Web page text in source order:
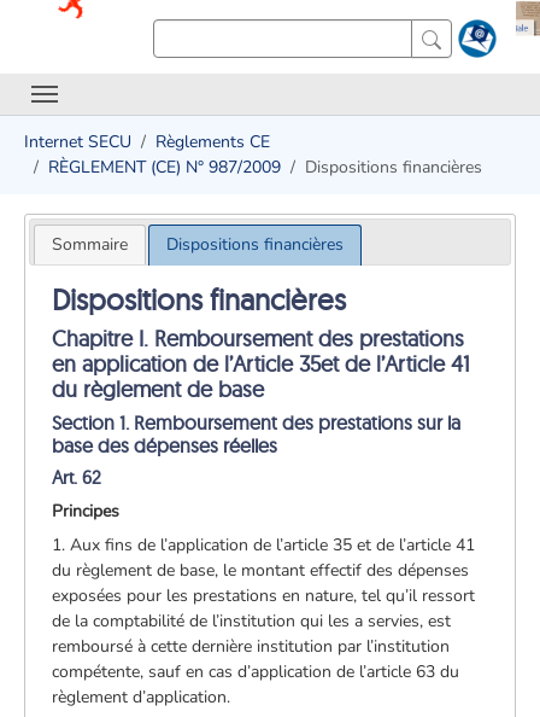
Internet SECU
Règlements CE
RÈGLEMENT (CE) N° 987/2009
Dispositions financières
Sommaire Dispositions financières
Dispositions financières
Chapitre I. Remboursement des prestations
en application de l’Article 35et de l’Article 41
du règlement de base
Section 1. Remboursement des prestations sur la
base des dépenses réelles
Art. 62
Principes
1. Aux fins de l’application de l’article 35 et de l’article 41
du règlement de base, le montant effectif des dépenses
exposées pour les prestations en nature, tel qu’il ressort
de la comptabilité de l’institution qui les a servies, est
remboursé à cette dernière institution par l’institution
compétente, sauf en cas d’application de l’article 63 du
règlement d’application.